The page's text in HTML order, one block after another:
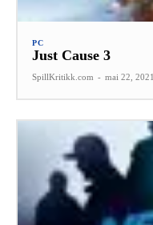
PC
Just Cause 3
SpillKritikk.com - mai 22, 2021